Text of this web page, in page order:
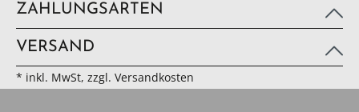
ZAHLUNGSARTEN
VERSAND
* inkl. MwSt, zzgl. Versandkosten